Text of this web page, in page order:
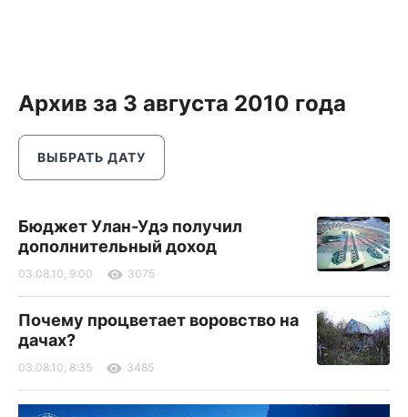
Архив за 3 августа 2010 года
ВЫБРАТЬ ДАТУ
Бюджет Улан-Удэ получил
дополнительный доход
03.08.10, 9:00 3075
Почему процветает воровство на
дачах?
03.08.10, 8:35 3485